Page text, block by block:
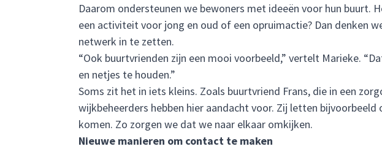
Daarom ondersteunen we bewoners met ideeën voor hun buurt.
een activiteit voor jong en oud of een opruimactie? Dan denken
netwerk in te zetten.
“Ook buurtvrienden zijn een mooi voorbeeld,” vertelt Marieke.
en netjes te houden.”
Soms zit het in iets kleins. Zoals buurtvriend Frans, die in een
wijkbeheerders hebben hier aandacht voor. Zij letten
komen. Zo zorgen we dat we naar elkaar omkijken.
Nieuwe manieren om contact te maken